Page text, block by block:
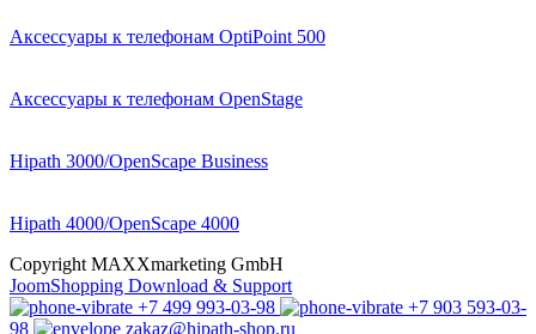
Аксессуары к телефонам OptiPoint 500
Аксессуары к телефонам OpenStage
Hipath 3000/OpenScape Business
Hipath 4000/OpenScape 4000
Copyright MAXXmarketing GmbH
JoomShopping Download & Support
+7 499 993-03-98
+7 903 593-03-
98
zakaz@hipath-shop.ru